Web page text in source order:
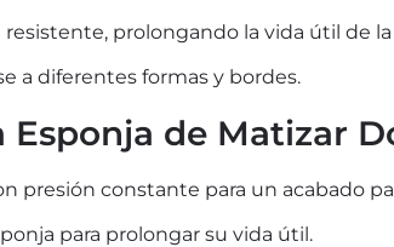
prolongando la vida útil de la
a diferentes formas y bordes.
de Matizar
presión constante para un acabado
para prolongar su vida útil.